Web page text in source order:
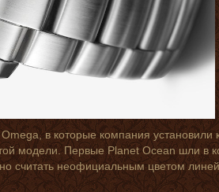
в которые компания установили
модели. Первые Planet Ocean шли в
считать неофициальным цветом